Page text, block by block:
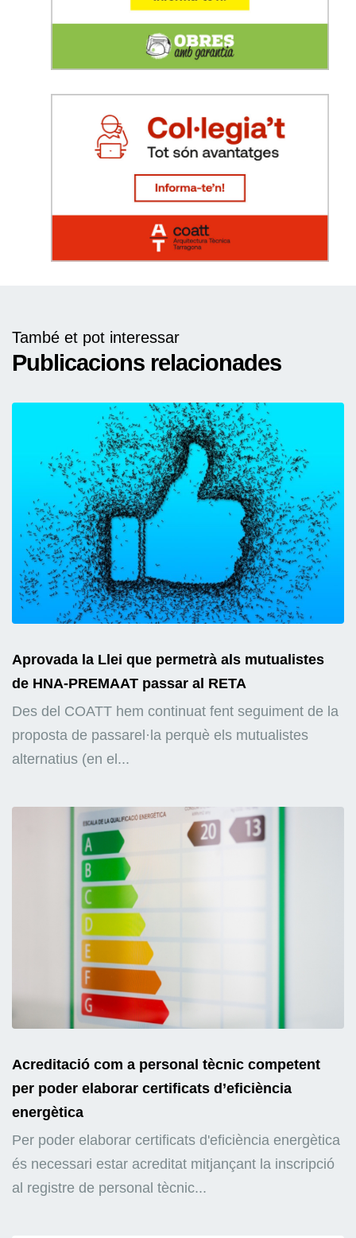
També et pot interessar
Publicacions relacionades
Aprovada la Llei que permetrà als mutualistes
de HNA-PREMAAT passar al RETA
Des del COATT hem continuat fent seguiment de la
proposta de passarel·la perquè els mutualistes
alternatius (en el...
Acreditació com a personal tècnic competent
per poder elaborar certificats d’eficiència
energètica
Per poder elaborar certificats d'eficiència energètica
és necessari estar acreditat mitjançant la inscripció
al registre de personal tècnic...